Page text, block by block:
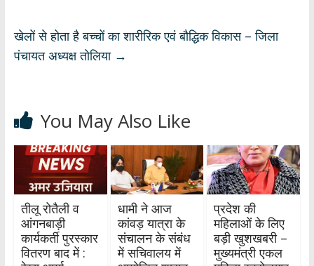
p
खेलों से होता है बच्चों का शारीरिक एवं बौद्धिक विकास – जिला
पंचायत अध्यक्ष तोलिया →
You May Also Like
तीलू रोतैली व
आंगनबाड़ी
कार्यकर्ती पुरस्कार
वितरण बाद में :
धामी ने आज
कांवड़ यात्रा के
संचालन के संबंध
में सचिवालय में
प्रदेश की
महिलाओं के लिए
बड़ी खुशखबरी –
मुख्यमंत्री एकल